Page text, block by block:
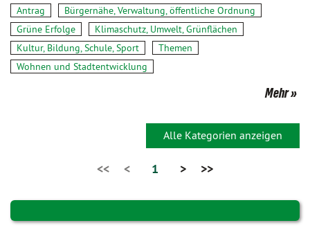
Antrag
Bürgernähe, Verwaltung, öffentliche Ordnung
Grüne Erfolge
Klimaschutz, Umwelt, Grünflächen
Kultur, Bildung, Schule, Sport
Themen
Wohnen und Stadtentwicklung
Mehr
Alle Kategorien anzeigen
<< < 1 > >>